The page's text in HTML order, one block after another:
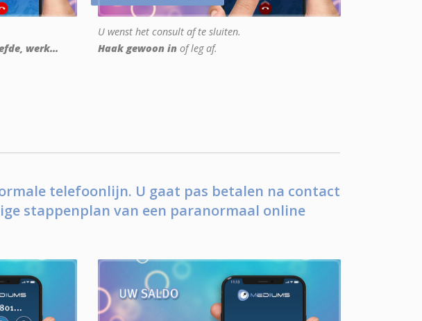
werk...
U wenst het consult af te sluiten.
Haak gewoon in of leg af.
telefoonlijn. U gaat pas betalen na contact
stappenplan van een paranormaal online